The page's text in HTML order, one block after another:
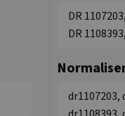
DR
DR
dr1107203,